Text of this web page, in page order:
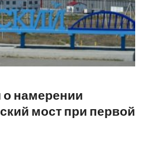
о намерении
мост при первой